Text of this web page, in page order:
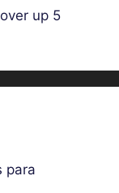
up 5
para